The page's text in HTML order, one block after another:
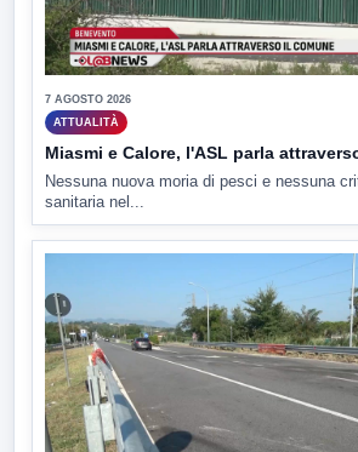
7 AGOSTO 2026
ATTUALITÀ
Miasmi e Calore, l'ASL parla
Nessuna nuova moria di pesci e nessuna
sanitaria nel...